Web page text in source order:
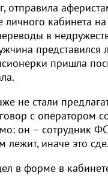
отправила
кабинета на
в
представился
пришла
не стали
с оператором
он – сотрудник
иначе это
в форме в